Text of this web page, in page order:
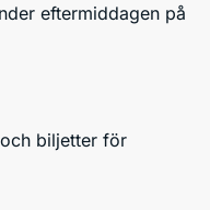
eftermiddagen på
biljetter för